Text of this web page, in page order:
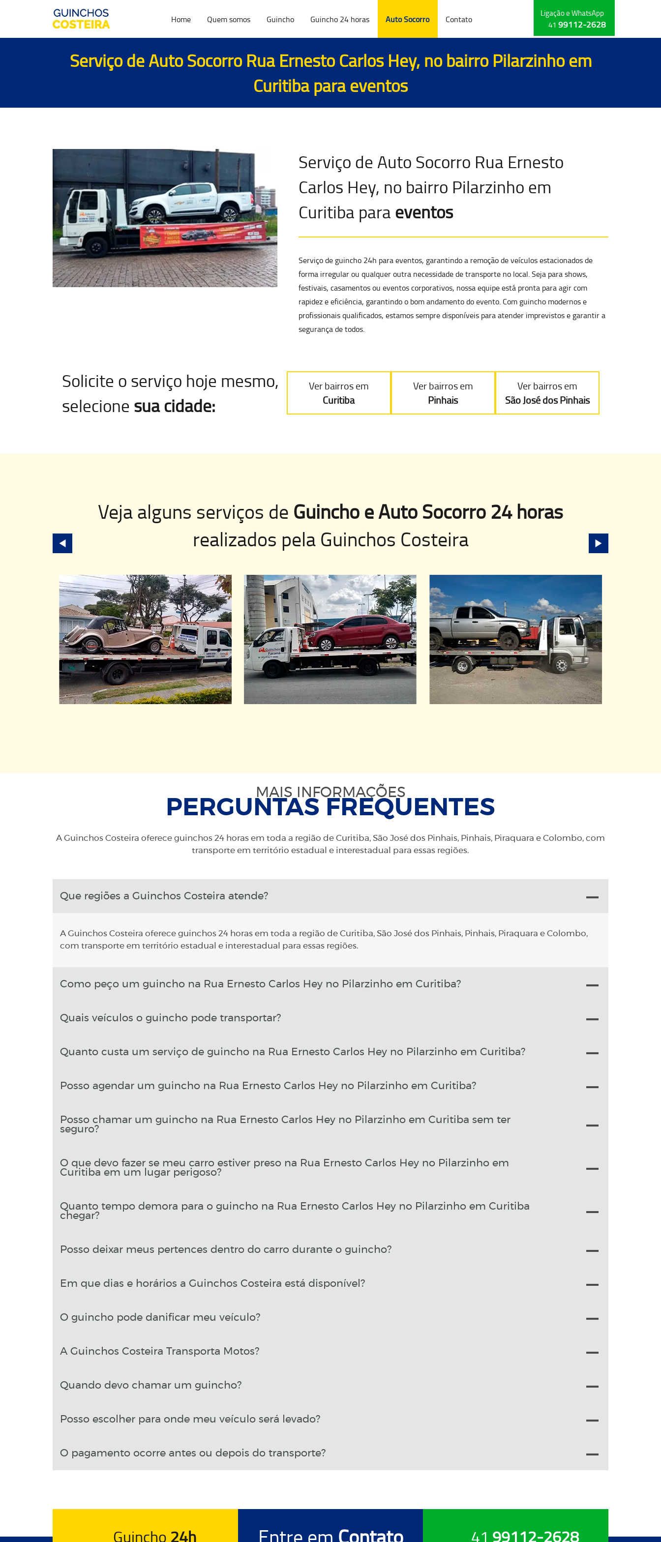
Home Quem somos Guincho Guincho 24 horas Auto Socorro Contato
Ligação e WhatsApp
41 99112-2628
Serviço de Auto Socorro Rua Ernesto Carlos Hey, no bairro Pilarzinho em
Curitiba paraeventos
Serviço de Auto Socorro Rua Ernesto
Carlos Hey, no bairro Pilarzinho em
Curitiba para eventos
Serviço de guincho 24h para eventos, garantindo a remoção de veículos estacionados de
forma irregularou qualquer outra necessidade de transporte no local. Seja para shows,
festivais, casamentos ou eventos corporativos, nossa equipe está pronta para agir com
rapidez e eficiência, garantindo o bom andamento do evento. Com guincho modernos e
profissionais qualificados, estamos sempre disponíveis para atender imprevistos e garantir a
segurança de todos.
Solicite o serviço hoje mesmo,
selecione sua cidade:
Ver bairros em
Curitiba
Ver bairros em
Pinhais
Ver bairros em
São José dos Pinhais
Veja alguns serviços de Guincho e Auto Socorro 24 horas
realizados pelaGuinchos Costeira
MAIS INFORMAÇÕES
PERGUNTAS FREQUENTES
A Guinchos Costeira oferece guinchos 24 horas em toda a região de Curitiba, São José dos Pinhais, Pinhais, Piraquara e Colombo, com
transporte em território estadual e interestadual para essas regiões.
Que regiões a Guinchos Costeira atende?
A Guinchos Costeira oferece guinchos 24 horas em toda a região de Curitiba, São José dos Pinhais, Pinhais, Piraquara e Colombo,
com transporte em território estadual e interestadual para essas regiões.
Como peço um guincho na Rua Ernesto Carlos Hey no Pilarzinho em Curitiba?
Quais veículos o guincho pode transportar?
Quanto custa um serviço de guincho na Rua Ernesto Carlos Hey no Pilarzinho em Curitiba?
Posso agendar um guincho na Rua Ernesto Carlos Hey no Pilarzinho em Curitiba?
Posso chamar um guincho na Rua Ernesto Carlos Hey no Pilarzinho em Curitiba sem ter
seguro?
O que devo fazer se meu carro estiver preso na Rua Ernesto Carlos Hey no Pilarzinho em
Curitiba em um lugar perigoso?
Quanto tempo demora para o guincho na Rua Ernesto Carlos Hey no Pilarzinho em Curitiba
chegar?
Posso deixar meus pertences dentro do carro durante o guincho?
Em que dias e horários a Guinchos Costeira está disponível?
O guincho pode danificar meu veículo?
A Guinchos Costeira Transporta Motos?
Quando devo chamar um guincho?
Posso escolher para onde meu veículo será levado?
O pagamento ocorre antes ou depois do transporte?
Guincho 24h Entre em Contato 41 99112-2628